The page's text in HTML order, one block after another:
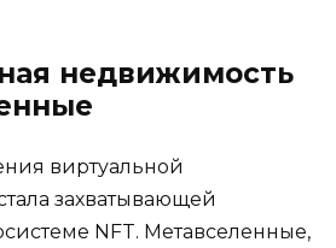
недвижимость
виртуальной
захватывающей
NFT. Метавселенные,